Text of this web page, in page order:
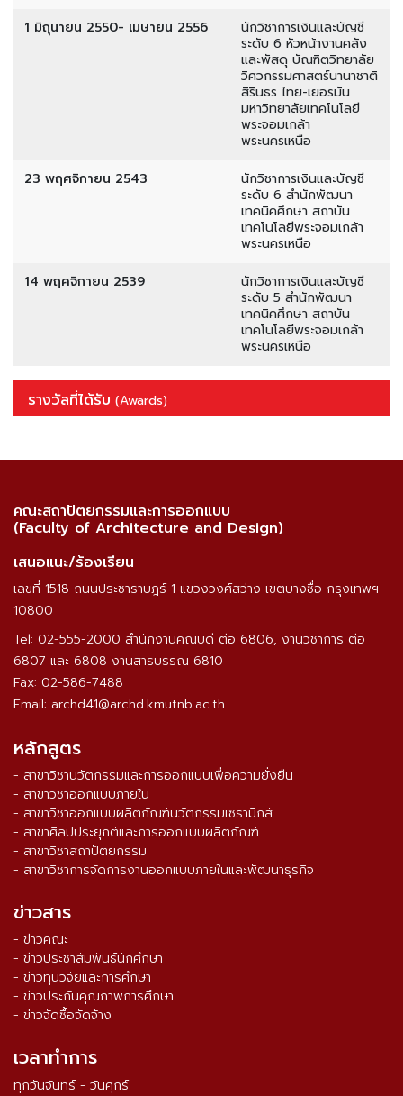
1 มิถุนายน 2550- เมษายน 2556
นักวิชาการเงินและบัญชี
ระดับ 6 หัวหน้างานคลัง
และพัสดุ บัณฑิตวิทยาลัย
วิศวกรรมศาสตร์นานาชาติ
สิรินธร ไทย-เยอรมัน
มหาวิทยาลัยเทคโนโลยี
พระจอมเกล้า
พระนครเหนือ
23 พฤศจิกายน 2543
นักวิชาการเงินและบัญชี
ระดับ 6 สำนักพัฒนา
เทคนิคศึกษา สถาบัน
เทคโนโลยีพระจอมเกล้า
พระนครเหนือ
14 พฤศจิกายน 2539
นักวิชาการเงินและบัญชี
ระดับ 5 สำนักพัฒนา
เทคนิคศึกษา สถาบัน
เทคโนโลยีพระจอมเกล้า
พระนครเหนือ
รางวัลที่ได้รับ (Awards)
คณะสถาปัตยกรรมและการออกแบบ
(Faculty of Architecture and Design)
เสนอแนะ/ร้องเรียน
เลขที่ 1518 ถนนประชาราษฎร์ 1 แขวงวงศ์สว่าง เขตบางซื่อ กรุงเทพฯ
10800
Tel: 02-555-2000 สำนักงานคณบดี ต่อ 6806, งานวิชาการ ต่อ
6807 และ 6808 งานสารบรรณ 6810
Fax: 02-586-7488
Email: archd41@archd.kmutnb.ac.th
หลักสูตร
- สาขาวิชานวัตกรรมและการออกแบบเพื่อความยั่งยืน
- สาขาวิชาออกแบบภายใน
- สาขาวิชาออกแบบผลิตภัณฑ์นวัตกรรมเซรามิกส์
- สาขาศิลปประยุกต์และการออกแบบผลิตภัณฑ์
- สาขาวิชาสถาปัตยกรรม
- สาขาวิชาการจัดการงานออกแบบภายในและพัฒนาธุรกิจ
ข่าวสาร
- ข่าวคณะ
- ข่าวประชาสัมพันธ์นักศึกษา
- ข่าวทุนวิจัยและการศึกษา
- ข่าวประกันคุณภาพการศึกษา
- ข่าวจัดซื้อจัดจ้าง
เวลาทำการ
ทุกวันจันทร์ - วันศุกร์